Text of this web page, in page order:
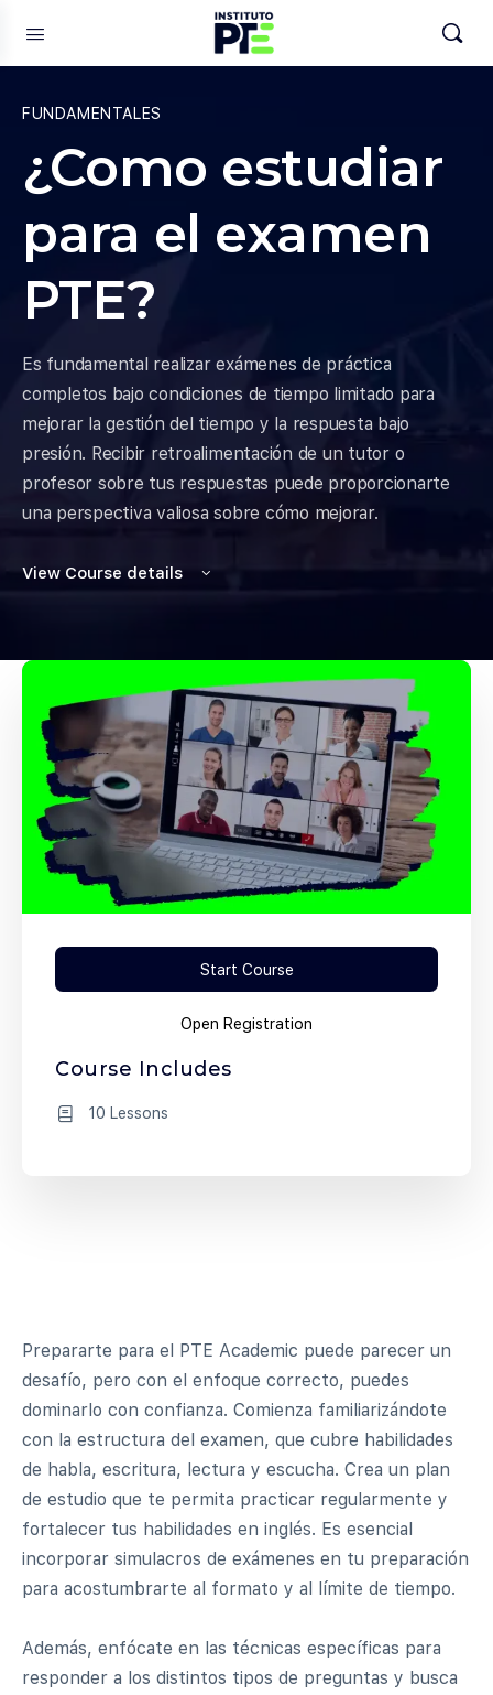
FUNDAMENTALES
¿Como estudiar
para el examen
PTE?
Es fundamental realizar exámenes de práctica
completos bajo condiciones de tiempo limitado para
mejorar la gestión del tiempo y la respuesta bajo
presión. Recibir retroalimentación de un tutor o
profesor sobre tus respuestas puede proporcionarte
una perspectiva valiosa sobre cómo mejorar.
View Course details
Prepararte para el PTE Academic puede parecer un
desafío, pero con el enfoque correcto, puedes
dominarlo con confianza. Comienza familiarizándote
con la estructura del examen, que cubre habilidades
de habla, escritura, lectura y escucha. Crea un plan
de estudio que te permita practicar regularmente y
fortalecer tus habilidades en inglés. Es esencial
incorporar simulacros de exámenes en tu preparación
para acostumbrarte al formato y al límite de tiempo.
Además, enfócate en las técnicas específicas para
responder a los distintos tipos de preguntas y busca
Start Course
Open Registration
Course Includes
10 Lessons